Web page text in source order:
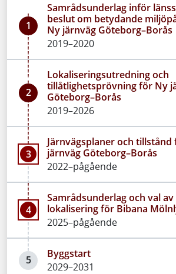
1
Samrådsunderlag inför
beslut om betydande
Ny järnväg Göteborg–Borås
2019–2020
2
Lokaliseringsutredning och
tillåtlighetsprövning för Ny
Göteborg–Borås
2019–2026
3
Järnvägsplaner och tillstånd
järnväg Göteborg–Borås
2022–pågående
4
Samrådsunderlag och val av
lokalisering för Bibana
2025–pågående
5
Byggstart
2029–2031